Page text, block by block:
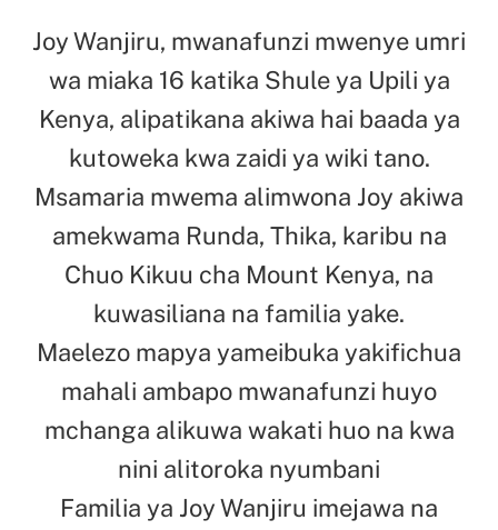
Joy Wanjiru, mwanafunzi mwenye umri
wa miaka 16 katika Shule ya Upili ya
Kenya, alipatikana akiwa hai baada ya
kutoweka kwa zaidi ya wiki tano.
Msamaria mwema alimwona Joy akiwa
amekwama Runda, Thika, karibu na
Chuo Kikuu cha Mount Kenya, na
kuwasiliana na familia yake.
Maelezo mapya yameibuka yakifichua
mahali ambapo mwanafunzi huyo
mchanga alikuwa wakati huo na kwa
nini alitoroka nyumbani
Familia ya Joy Wanjiru imejawa na